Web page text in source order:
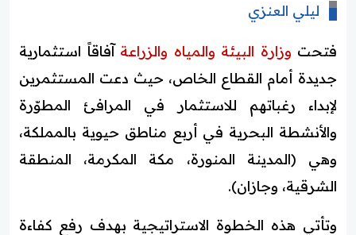
ليلي العنزي
فتحت وزارة البيئة والمياه والزراعة آفاقاً استثمارية
جديدة أمام القطاع الخاص، حيث دعت المستثمرين
لإبداء رغباتهم للاستثمار في المرافئ المطوّرة
والأنشطة البحرية في أربع مناطق حيوية بالمملكة،
وهي (المدينة المنورة، مكة المكرمة، المنطقة
الشرقية، وجازان).
وتأتي هذه الخطوة الاستراتيجية بهدف رفع كفاءة